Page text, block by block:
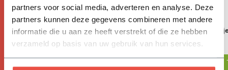
partners voor social media, adverteren en analyse. Deze
partners kunnen deze gegevens combineren met andere
informatie die u aan ze heeft verstrekt of die ze hebben
verzameld op basis van uw gebruik van hun services.
Vivimus
17,05
BAHCO
18,-